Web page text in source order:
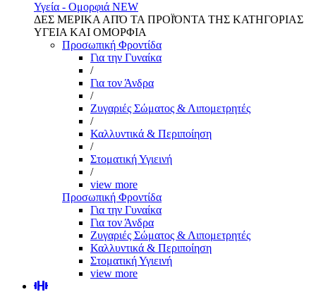
Υγεία - Ομορφιά NEW
ΔΕΣ ΜΕΡΙΚΑ ΑΠΌ ΤΑ ΠΡΟΪΌΝΤΑ ΤΗΣ ΚΑΤΗΓΟΡΙΑΣ
ΥΓΕΙΑ ΚΑΙ ΟΜΟΡΦΙΑ
Προσωπική Φροντίδα
Για την Γυναίκα
/
Για τον Άνδρα
/
Ζυγαριές Σώματος & Λιπομετρητές
/
Καλλυντικά & Περιποίηση
/
Στοματική Υγιεινή
/
view more
Προσωπική Φροντίδα
Για την Γυναίκα
Για τον Άνδρα
Ζυγαριές Σώματος & Λιπομετρητές
Καλλυντικά & Περιποίηση
Στοματική Υγιεινή
view more